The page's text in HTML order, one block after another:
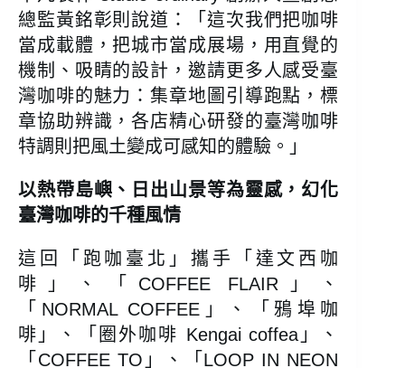
總監黃銘彰則說道：「這次我們把咖啡
當成載體，把城市當成展場，用直覺的
機制、吸睛的設計，邀請更多人感受臺
灣咖啡的魅力：集章地圖引導跑點，標
章協助辨識，各店精心研發的臺灣咖啡
特調則把風土變成可感知的體驗。」
以熱帶島嶼、日出山景等為靈感，幻化
臺灣咖啡的千種風情
這回「跑咖臺北」攜手「達文西咖
啡」、「COFFEE FLAIR」、
「NORMAL COFFEE」、「鴉埠咖
啡」、「圈外咖啡 Kengai coffea」、
「COFFEE TO」、「LOOP IN NEON